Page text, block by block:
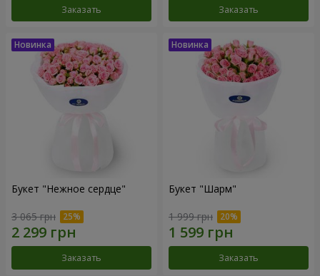
Заказать Заказать
Букет "Нежное сердце"
3 065 грн
Заказать
Букет "Шарм"
1 999 грн
Заказать